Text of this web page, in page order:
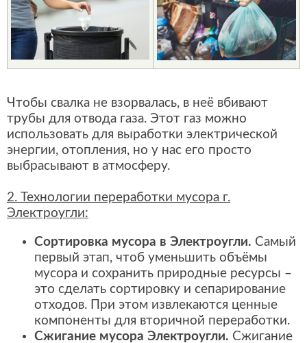
Чтобы свалка не взорвалась, в неё вбивают
трубы для отвода газа. Этот газ можно
использовать для выработки электрической
энергии, отопления, но у нас его просто
выбрасывают в атмосферу.
2. Технологии переработки мусора г.
Электроугли:
Сортировка мусора в Электроугли. Самый
первый этап, чтоб уменьшить объёмы
мусора и сохранить природные ресурсы –
это сделать сортировку и сепарирование
отходов. При этом извлекаются ценные
компоненты для вторичной переработки.
Сжигание мусора Электроугли. Сжигание